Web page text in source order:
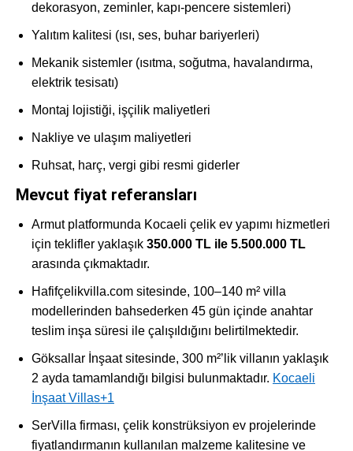
dekorasyon, zeminler, kapı-pencere sistemleri)
Yalıtım kalitesi (ısı, ses, buhar bariyerleri)
Mekanik sistemler (ısıtma, soğutma, havalandırma,
elektrik tesisatı)
Montaj lojistiği, işçilik maliyetleri
Nakliye ve ulaşım maliyetleri
Ruhsat, harç, vergi gibi resmi giderler
Mevcut fiyat referansları
Armut platformunda Kocaeli çelik ev yapımı hizmetleri
için teklifler yaklaşık 350.000 TL ile 5.500.000 TL
arasında çıkmaktadır.
Hafifçelikvilla.com sitesinde, 100–140 m² villa
modellerinden bahsederken 45 gün içinde anahtar
teslim inşa süresi ile çalışıldığını belirtilmektedir.
Göksallar İnşaat sitesinde, 300 m²’lik villanın yaklaşık
2 ayda tamamlandığı bilgisi bulunmaktadır. Kocaeli
İnşaat Villas+1
SerVilla firması, çelik konstrüksiyon ev projelerinde
fiyatlandırmanın kullanılan malzeme kalitesine ve